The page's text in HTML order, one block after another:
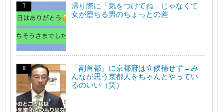
帰り際に「気をつけてね」じゃなくて
女が堕ちる男のちょっとの差
「副首都」に京都府は立候補せず→み
んなが思う京都人をちゃんとやってい
るのいい（笑）